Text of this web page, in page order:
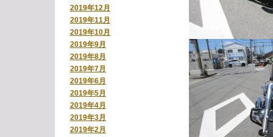
2019年12月
2019年11月
2019年10月
2019年9月
2019年8月
2019年7月
2019年6月
2019年5月
2019年4月
2019年3月
2019年2月